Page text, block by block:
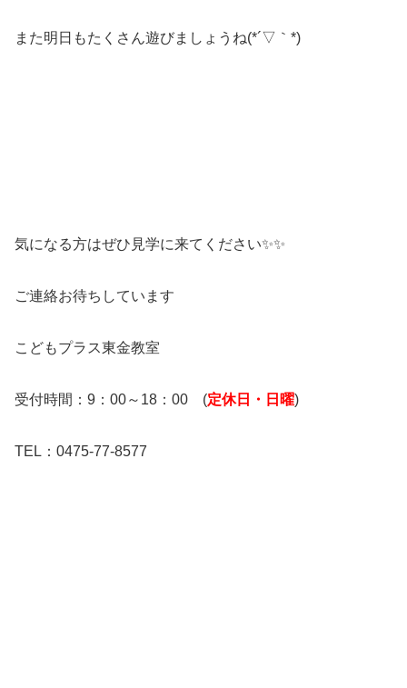
また明日もたくさん遊びましょうね(*´▽｀*)
気になる方はぜひ見学に来てください✨✨
ご連絡お待ちしています
こどもプラス東金教室
受付時間：9：00～18：00 (定休日・日曜)
TEL：0475-77-8577